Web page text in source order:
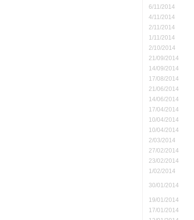
6/11/2014
4/11/2014
2/11/2014
1/11/2014
2/10/2014
21/09/2014
14/09/2014
17/08/2014
21/06/2014
14/06/2014
17/04/2014
10/04/2014
10/04/2014
2/03/2014
27/02/2014
23/02/2014
1/02/2014
30/01/2014
19/01/2014
17/01/2014